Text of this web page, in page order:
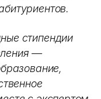
стипендии
—